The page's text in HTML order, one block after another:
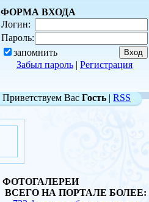
ФОРМА ВХОДА
Логин:
Пароль:
запомнить
Забыл пароль | Регистрация
Приветствуем Вас Гость | RSS
ФОТОГАЛЕРЕИ
ВСЕГО НА ПОРТАЛЕ БОЛЕЕ: